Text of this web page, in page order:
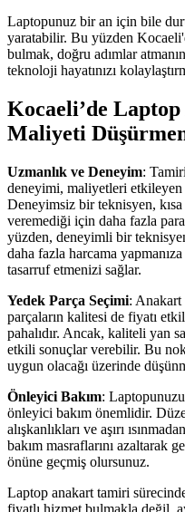
Laptopunuz bir an için bile
yaratabilir. Bu yüzden
bulmak, doğru adımlar
teknoloji hayatınızı
Kocaeli’de
Maliyeti
Uzmanlık ve Deneyim:
deneyimi, maliyetleri
Deneyimsiz bir teknisyen,
veremediği için daha fazla
yüzden, deneyimli bir
daha fazla harcama
tasarruf etmenizi sağlar.
Yedek Parça Seçimi: Anakart
parçaların kalitesi de fiyatı
pahalıdır. Ancak, kaliteli yan
etkili sonuçlar verebilir. Bu
uygun olacağı üzerinde
Önleyici Bakım:
önleyici bakım önemlidir.
alışkanlıkları ve aşırı
bakım masraflarını azaltarak
önüne geçmiş olursunuz.
Laptop anakart tamiri
fiyatlı hizmet bulmakla değil,